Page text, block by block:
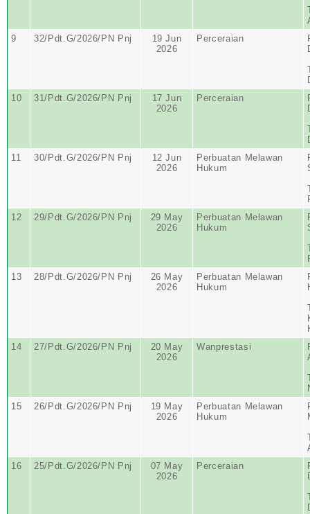
9
32/Pdt.G/2026/PN Pnj
19 Jun
2026
Perceraian
10
31/Pdt.G/2026/PN Pnj
17 Jun
2026
Perceraian
11
30/Pdt.G/2026/PN Pnj
12 Jun
2026
Perbuatan Melawan
Hukum
12
29/Pdt.G/2026/PN Pnj
29 May
2026
Perbuatan Melawan
Hukum
13
28/Pdt.G/2026/PN Pnj
26 May
2026
Perbuatan Melawan
Hukum
14
27/Pdt.G/2026/PN Pnj
20 May
2026
Wanprestasi
15
26/Pdt.G/2026/PN Pnj
19 May
2026
Perbuatan Melawan
Hukum
16
25/Pdt.G/2026/PN Pnj
07 May
2026
Perceraian